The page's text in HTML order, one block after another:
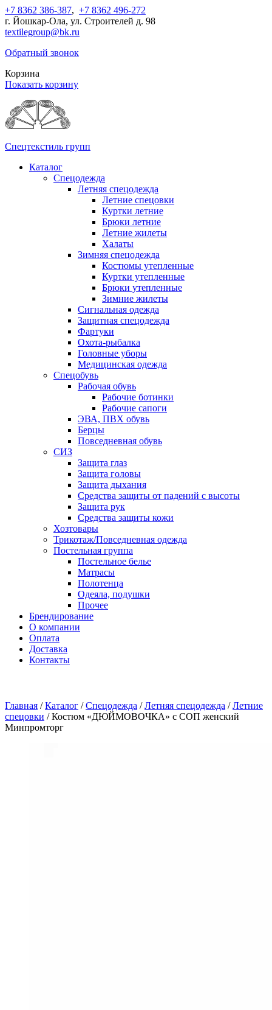
+7 8362 386-387, +7 8362 496-272
г. Йошкар-Ола, ул. Строителей д. 98
textilegroup@bk.ru
Обратный звонок
Корзина
Показать корзину
Спецтекстиль групп
Каталог
Спецодежда
Летняя спецодежда
Летние спецовки
Куртки летние
Брюки летние
Летние жилеты
Халаты
Зимняя спецодежда
Костюмы утепленные
Куртки утепленные
Брюки утепленные
Зимние жилеты
Сигнальная одежда
Защитная спецодежда
Фартуки
Охота-рыбалка
Головные уборы
Медицинская одежда
Спецобувь
Рабочая обувь
Рабочие ботинки
Рабочие сапоги
ЭВА, ПВХ обувь
Берцы
Повседневная обувь
СИЗ
Защита глаз
Защита головы
Защита дыхания
Средства защиты от падений с высоты
Защита рук
Средства защиты кожи
Хозтовары
Трикотаж/Повседневная одежда
Постельная группа
Постельное белье
Матрасы
Полотенца
Одеяла, подушки
Прочее
Брендирование
О компании
Оплата
Доставка
Контакты
Главная / Каталог / Спецодежда / Летняя спецодежда / Летние
спецовки / Костюм «ДЮЙМОВОЧКА» с СОП женский
Минпромторг